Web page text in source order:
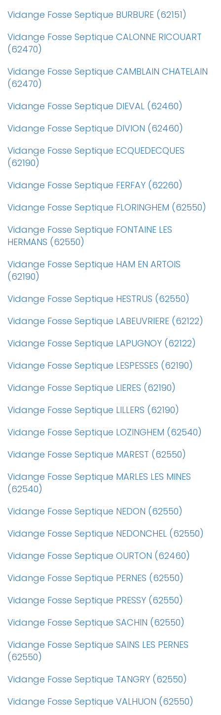
Vidange Fosse Septique BURBURE (62151)
Vidange Fosse Septique CALONNE RICOUART
(62470)
Vidange Fosse Septique CAMBLAIN CHATELAIN
(62470)
Vidange Fosse Septique DIEVAL (62460)
Vidange Fosse Septique DIVION (62460)
Vidange Fosse Septique ECQUEDECQUES
(62190)
Vidange Fosse Septique FERFAY (62260)
Vidange Fosse Septique FLORINGHEM (62550)
Vidange Fosse Septique FONTAINE LES
HERMANS (62550)
Vidange Fosse Septique HAM EN ARTOIS
(62190)
Vidange Fosse Septique HESTRUS (62550)
Vidange Fosse Septique LABEUVRIERE (62122)
Vidange Fosse Septique LAPUGNOY (62122)
Vidange Fosse Septique LESPESSES (62190)
Vidange Fosse Septique LIERES (62190)
Vidange Fosse Septique LILLERS (62190)
Vidange Fosse Septique LOZINGHEM (62540)
Vidange Fosse Septique MAREST (62550)
Vidange Fosse Septique MARLES LES MINES
(62540)
Vidange Fosse Septique NEDON (62550)
Vidange Fosse Septique NEDONCHEL (62550)
Vidange Fosse Septique OURTON (62460)
Vidange Fosse Septique PERNES (62550)
Vidange Fosse Septique PRESSY (62550)
Vidange Fosse Septique SACHIN (62550)
Vidange Fosse Septique SAINS LES PERNES
(62550)
Vidange Fosse Septique TANGRY (62550)
Vidange Fosse Septique VALHUON (62550)